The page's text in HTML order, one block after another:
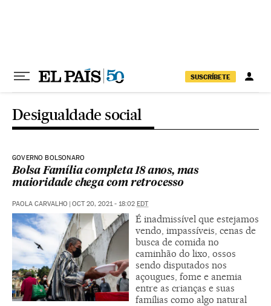
SUSCRÍBETE
Desigualdade social
GOVERNO BOLSONARO
​​Bolsa Família completa 18 anos, mas
maioridade chega com retrocesso
PAOLA CARVALHO | OCT 20, 2021 - 18:02 EDT
É inadmissível que estejamos
vendo, impassíveis, cenas de
busca de comida no
caminhão do lixo, ossos
sendo disputados nos
açougues, fome e anemia
entre as crianças e suas
famílias como algo natural